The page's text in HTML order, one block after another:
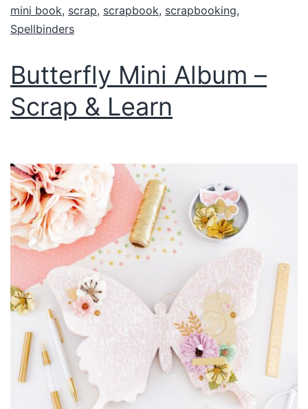
mini book, scrap, scrapbook, scrapbooking,
Spellbinders
Butterfly Mini Album –
Scrap & Learn